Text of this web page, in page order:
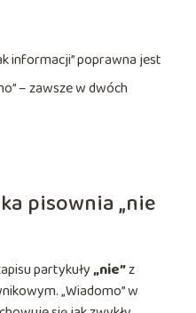
informacji” poprawna jest
– zawsze w dwóch
pisownia „nie
partykuły„nie”z
„Wiadomo” w